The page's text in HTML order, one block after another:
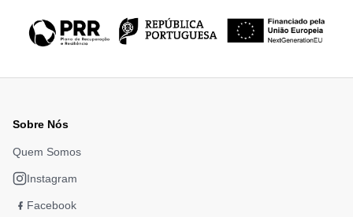
Sobre Nós
Quem Somos
Instagram
Facebook